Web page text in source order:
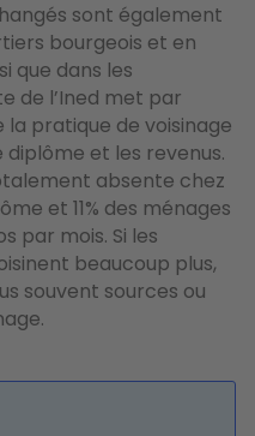
sont également
bourgeois et en
que dans les
de l’Ined met par
la pratique de voisinage
et les revenus.
absente chez
et 11% des ménages
par mois. Si les
beaucoup plus,
souvent sources ou